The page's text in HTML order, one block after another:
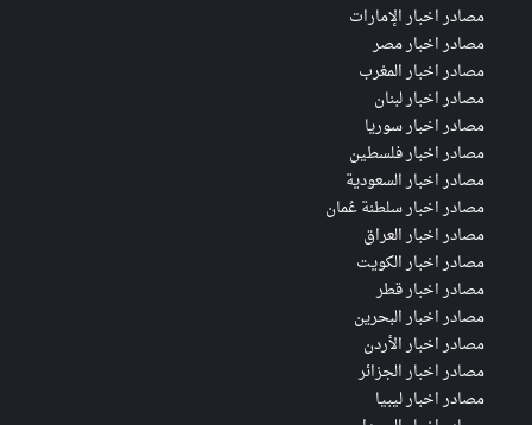
مصادر اخبار الإمارات
مصادر اخبار مصر
مصادر اخبار المغرب
مصادر اخبار لبنان
مصادر اخبار سوريا
مصادر اخبار فلسطين
مصادر اخبار السعودية
مصادر اخبار سلطنة عُمان
مصادر اخبار العراق
مصادر اخبار الكويت
مصادر اخبار قطر
مصادر اخبار البحرين
مصادر اخبار الأردن
مصادر اخبار الجزائر
مصادر اخبار ليبيا